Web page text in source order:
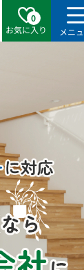
0
お気に入り
メニ